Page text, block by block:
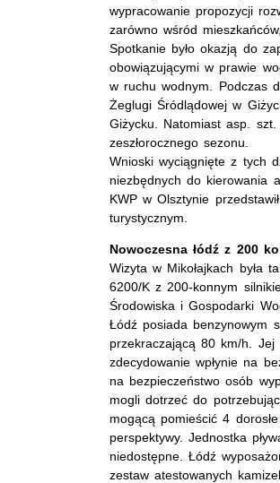
wypracowanie propozycji
zarówno wśród
Spotkanie było okazją do
obowiązującymi w prawie
w ruchu wodnym. Podczas
Żeglugi Śródlądowej w
Giżycku. Natomiast asp.
zeszłorocznego sezonu.
Wnioski wyciągnięte z tych
niezbędnych do kierowania
KWP w Olsztynie
turystycznym.
Nowoczesna łódź z 200
Wizyta w Mikołajkach była
6200/K z 200-konnym
Środowiska i Gospodarki
Łódź posiada benzynowym
przekraczającą 80 km/h.
zdecydowanie wpłynie na
na bezpieczeństwo osób
mogli dotrzeć do
mogącą pomieścić 4
perspektywy. Jednostka
niedostępne. Łódź
zestaw atestowanych